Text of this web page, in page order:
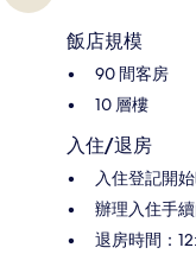
飯店規模
90 間客房
10 層樓
入住/退房
入住登記開
辦理入住手
退房時間：